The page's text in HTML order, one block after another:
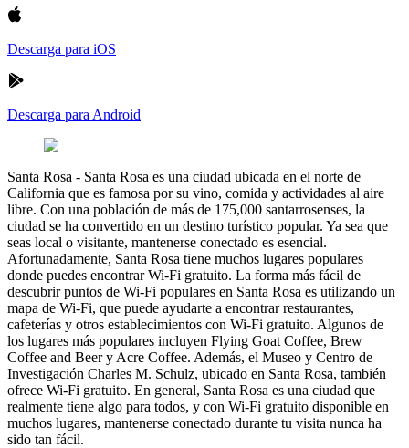
Descarga para iOS
Descarga para Android
Santa Rosa - Santa Rosa es una ciudad ubicada en el norte de
California que es famosa por su vino, comida y actividades al aire
libre. Con una población de más de 175,000 santarrosenses, la
ciudad se ha convertido en un destino turístico popular. Ya sea que
seas local o visitante, mantenerse conectado es esencial.
Afortunadamente, Santa Rosa tiene muchos lugares populares
donde puedes encontrar Wi-Fi gratuito. La forma más fácil de
descubrir puntos de Wi-Fi populares en Santa Rosa es utilizando un
mapa de Wi-Fi, que puede ayudarte a encontrar restaurantes,
cafeterías y otros establecimientos con Wi-Fi gratuito. Algunos de
los lugares más populares incluyen Flying Goat Coffee, Brew
Coffee and Beer y Acre Coffee. Además, el Museo y Centro de
Investigación Charles M. Schulz, ubicado en Santa Rosa, también
ofrece Wi-Fi gratuito. En general, Santa Rosa es una ciudad que
realmente tiene algo para todos, y con Wi-Fi gratuito disponible en
muchos lugares, mantenerse conectado durante tu visita nunca ha
sido tan fácil.